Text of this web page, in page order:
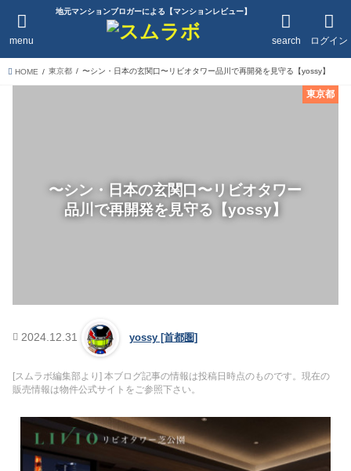
地元マンションブロガーによる【マンションレビュー】
ログイン
search
menu
HOME 東京都 〜シン・日本の玄関口〜リビオタワー品川で再開発を見守る【yossy】
〜シン・日本の玄関口〜リビオタワー
品川で再開発を見守る【yossy】
東京都
2024.12.31 yossy [首都圏]
[スムラボ編集部より] 本ブログ記事の情報は投稿日時点のものです。現在の
販売情報は物件公式サイトをご参照下さい。